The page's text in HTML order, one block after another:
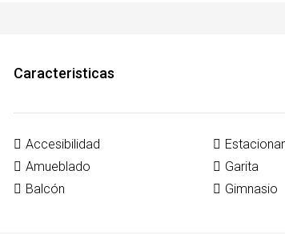
Caracteristicas
Accesibilidad
Amueblado
Balcón
Garita
Gimnasio